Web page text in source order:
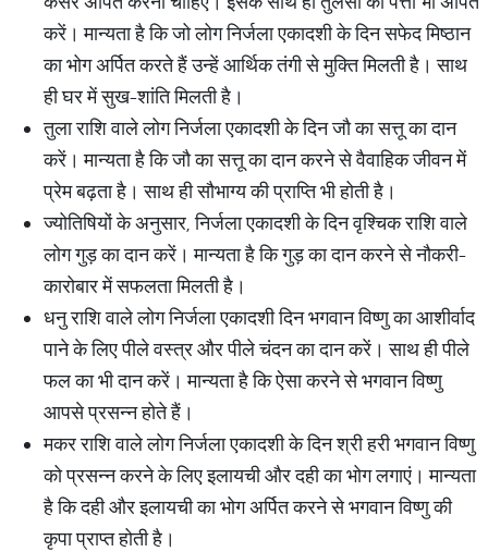
करें। मान्यता है कि जो लोग निर्जला एकादशी के दिन सफेद मिष्ठान
का भोग अर्पित करते हैं उन्हें आर्थिक तंगी से मुक्ति मिलती है। साथ
ही घर में सुख-शांति मिलती है।
तुला राशि वाले लोग निर्जला एकादशी के दिन जौ का सत्तू का दान
करें। मान्यता है कि जौ का सत्तू का दान करने से वैवाहिक जीवन में
प्रेम बढ़ता है। साथ ही सौभाग्य की प्राप्ति भी होती है।
ज्योतिषियों के अनुसार, निर्जला एकादशी के दिन वृश्चिक राशि वाले
लोग गुड़ का दान करें। मान्यता है कि गुड़ का दान करने से नौकरी-
कारोबार में सफलता मिलती है।
धनु राशि वाले लोग निर्जला एकादशी दिन भगवान विष्णु का आशीर्वाद
पाने के लिए पीले वस्त्र और पीले चंदन का दान करें। साथ ही पीले
फल का भी दान करें। मान्यता है कि ऐसा करने से भगवान विष्णु
आपसे प्रसन्न होते हैं।
मकर राशि वाले लोग निर्जला एकादशी के दिन श्री हरी भगवान विष्णु
को प्रसन्न करने के लिए इलायची और दही का भोग लगाएं। मान्यता
है कि दही और इलायची का भोग अर्पित करने से भगवान विष्णु की
कृपा प्राप्त होती है।